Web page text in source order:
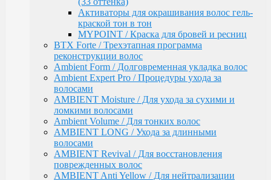
AMBIENT Colorfix / Для окрашенных волос
AMBIENT SERVICE / Технический ассортимент
для работы в салоне
MYBLOND / Средства ухода для светлых волос
MYCARE REPAIR / Для поврежденных волос
MYCARE MOISTURE / Для сухих и вьющихся
волос
MYCARE VOLUME / Для тонких волос
MYPOINT COLOR CARE / Для светлых волос
Mycare COLOR / Для окрашенных волос
MYWAVES / Перманентная завивка для волос
MYPOINT SERVICE / Технический ассортимент
для работы в салоне
MYTREAT / Трихологическая серия
MAN.CODE / Мужская серия
STYLE.UP / Средства для стайлинга
Активаторы для окрашивания волос гель-
краской тон в тон
MYPOINT / Краска для бровей и ресниц
BTX Forte / Трехэтапная программа
реконструкции волос
Ambient Form / Долговременная укладка волос
Ambient Expert Pro / Процедуры ухода за
волосами
AMBIENT Moisture / Для ухода за сухими и
ломкими волосами
Ambient Volume / Для тонких волос
AMBIENT LONG / Ухода за длинными
волосами
AMBIENT Revival / Для восстановления
поврежденных волос
AMBIENT Anti Yellow / Для нейтрализации